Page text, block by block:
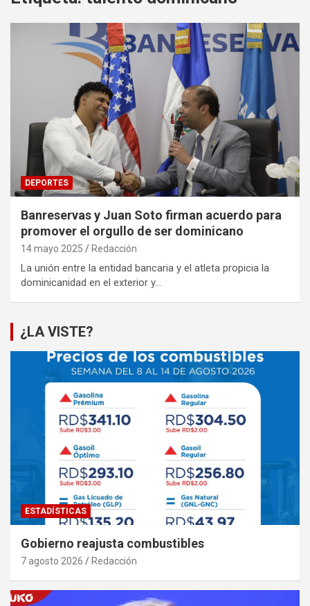
DEPORTES
Banreservas y Juan Soto firman acuerdo para
promover el orgullo de ser dominicano
14 mayo 2025 Redacción
La unión entre la entidad bancaria y el atleta propicia la
dominicanidad en el exterior y…
¿LA VISTE?
ESTADÍSTICAS
Gobierno reajusta combustibles
7 agosto 2026 Redacción